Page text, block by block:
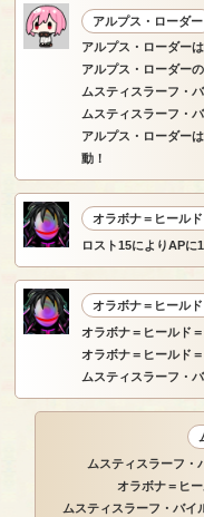
アルプス・ローダー
アルプス・ローダー
アルプス・ローダー
ムスティスラーフ・
ムスティスラーフ・
アルプス・ローダー
動！
オラボナ＝ヒール
ロスト15によりAPに
オラボナ＝ヒール
オラボナ＝ヒールド
オラボナ＝ヒールド
ムスティスラーフ・
ムスティスラーフ・
オラボナ＝ヒ
ムスティスラーフ・バイ